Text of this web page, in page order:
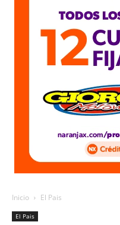
Inicio El Pais
El Pais